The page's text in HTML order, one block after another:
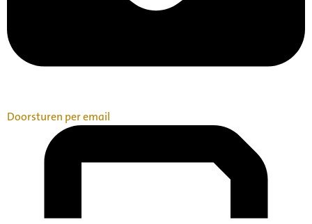
Doorsturen per email